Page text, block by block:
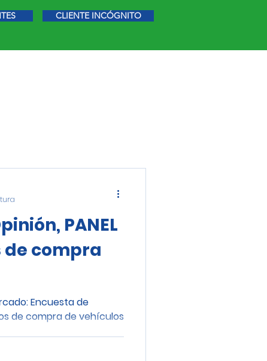
CLIENTE INCÓGNITO
PANEL
de compra
Encuesta de
de compra de vehículos